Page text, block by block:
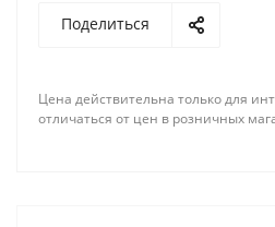
Поделиться
Цена действительна только для
отличаться от цен в розничных